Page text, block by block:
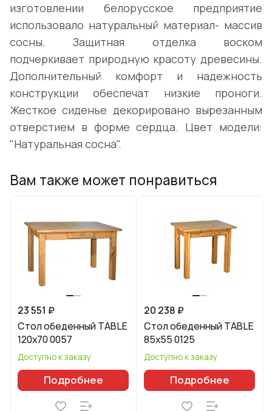
изготовлении белорусское предприятие
использовало натуральный материал- массив
сосны. Защитная отделка воском
подчеркивает природную красоту древесины.
Дополнительный комфорт и надежность
конструкции обеспечат низкие проноги.
Жесткое сиденье декорировано вырезанным
отверстием в форме сердца. Цвет модели:
"Натуральная сосна".
Вам также может понравиться
23 551 ₽
Стол обеденный TABLE
120x70 0057
Доступно к заказу
Подробнее
20 238 ₽
Стол обеденный TABLE
85x55 0125
Доступно к заказу
Подробнее